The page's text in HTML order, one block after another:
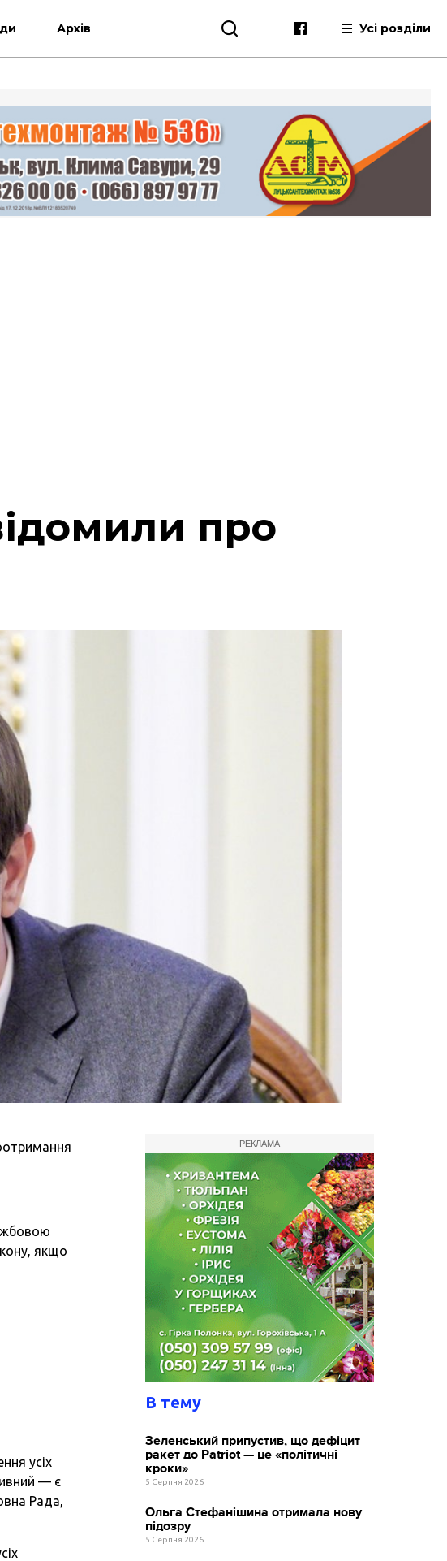
Архів Усі розділи
про
якщо
усіх
— є
Рада,
РЕКЛАМА
В тему
Зеленський припустив, що дефіцит
ракет до Patriot — це «політичні
кроки»
5 Серпня 2026
Ольга Стефанішина отримала нову
підозру
5 Серпня 2026